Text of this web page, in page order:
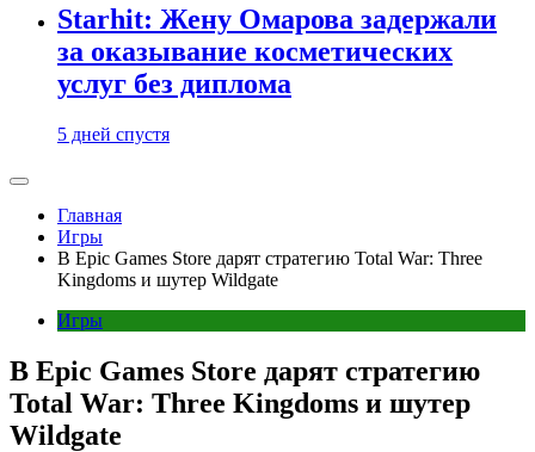
Starhit: Жену Омарова задержали
за оказывание косметических
услуг без диплома
5 дней спустя
Главная
Игры
В Epic Games Store дарят стратегию Total War: Three
Kingdoms и шутер Wildgate
Игры
В Epic Games Store дарят стратегию
Total War: Three Kingdoms и шутер
Wildgate